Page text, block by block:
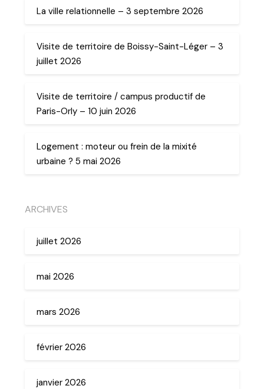
La ville relationnelle – 3 septembre 2026
Visite de territoire de Boissy-Saint-Léger – 3
juillet 2026
Visite de territoire / campus productif de
Paris-Orly – 10 juin 2026
Logement : moteur ou frein de la mixité
urbaine ? 5 mai 2026
ARCHIVES
juillet 2026
mai 2026
mars 2026
février 2026
janvier 2026